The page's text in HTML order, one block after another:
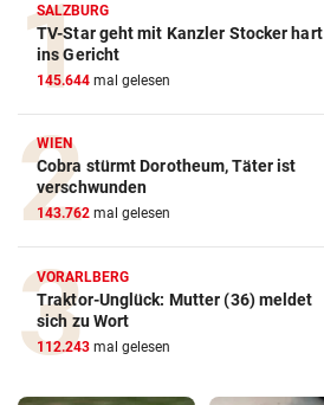
SALZBURG
TV-Star geht mit Kanzler Stocker hart
ins Gericht
145.644 mal gelesen
WIEN
Cobra stürmt Dorotheum, Täter ist
verschwunden
143.762 mal gelesen
VORARLBERG
Traktor-Unglück: Mutter (36) meldet
sich zu Wort
112.243 mal gelesen